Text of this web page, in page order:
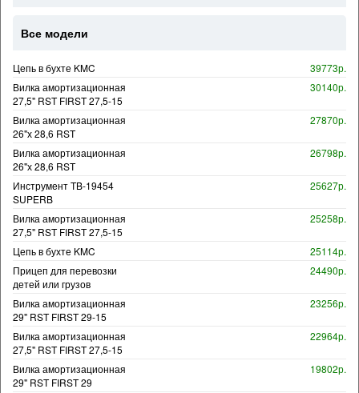
Все модели
Цепь в бухте KMC
39773р.
Вилка амортизационная
27,5" RST FIRST 27,5-15
30140р.
Вилка амортизационная
26"х 28,6 RST
27870р.
Вилка амортизационная
26"х 28,6 RST
26798р.
Инструмент TB-19454
SUPERB
25627р.
Вилка амортизационная
27,5" RST FIRST 27,5-15
25258р.
Цепь в бухте KMC
25114р.
Прицеп для перевозки
детей или грузов
24490р.
Вилка амортизационная
29" RST FIRST 29-15
23256р.
Вилка амортизационная
27,5" RST FIRST 27,5-15
22964р.
Вилка амортизационная
29" RST FIRST 29
19802р.